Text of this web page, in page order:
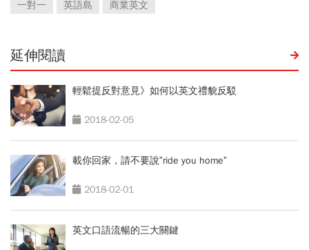
一對一
英語島 商業英文
延伸閱讀
輕鬆提反對意見》如何以英文禮貌反駁
2018-02-05
載你回家，請不要說”ride you home”
2018-02-01
英文口語流暢的三大關鍵